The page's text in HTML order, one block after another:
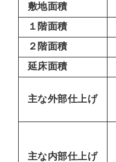
敷地面積
１階面積
２階面積
延床面積
主な外部仕上げ
主な内部仕上げ